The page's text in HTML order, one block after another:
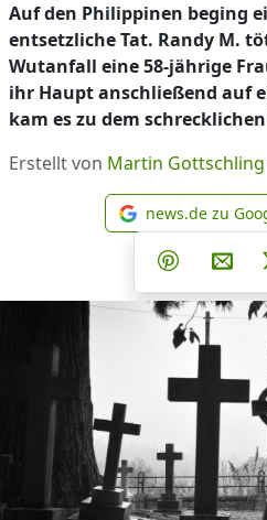
Auf den Philippinen beging
entsetzliche Tat. Randy M.
Wutanfall eine 58-jährige
ihr Haupt anschließend auf
kam es zu dem
Erstellt von Martin Gottschling
news.de zu
Teilen
Teilen auf
Per